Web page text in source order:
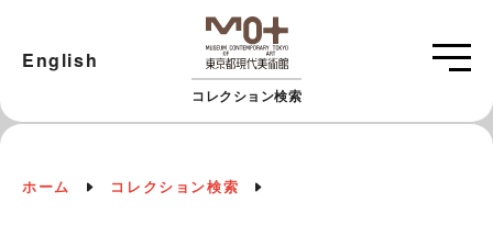
コレクション検索
English
ホーム コレクション検索